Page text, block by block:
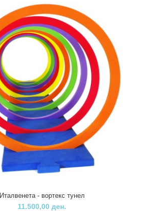
..
Италвенета - вортекс тунел
11.500,00 ден.